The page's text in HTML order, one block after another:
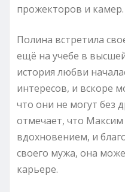
прожекторов и камер.
Полина встретила
ещё на учебе в
история любви
интересов, и вскоре
что они не могут без
отмечает, что Максим
вдохновением, и
своего мужа, она
карьере.